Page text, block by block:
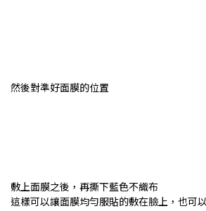
然後對準好面膜的位置
敷上面膜之後，再撕下藍色不織布
這樣可以讓面膜均勻服貼的敷在臉上，也可